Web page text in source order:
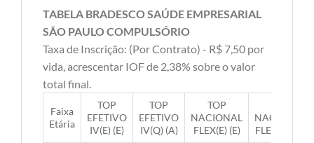
TABELA BRADESCO SAÚDE EMPRESARIAL
SÃO PAULO COMPULSÓRIO
Taxa de Inscrição: (Por Contrato) - R$ 7,50 por
vida, acrescentar IOF de 2,38% sobre o valor
total final.
Faixa
Etária
TOP
EFETIVO
IV(E) (E)
TOP
EFETIVO
IV(Q) (A)
TOP
NACIONAL
FLEX(E) (E)
NACIONAL
FLEX(Q) (A)